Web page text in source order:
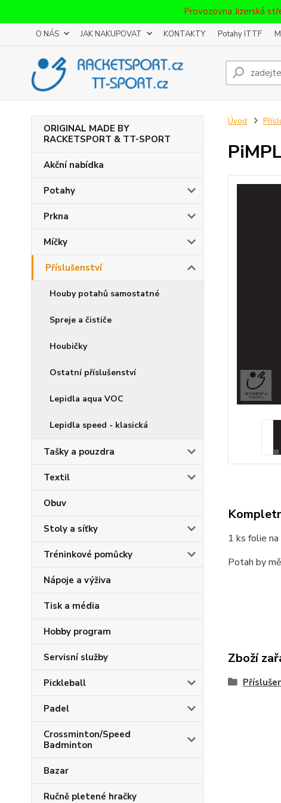
Provozovna Jizerská
O NÁS JAK NAKUPOVAT KONTAKTY Potahy ITTF
ORIGINAL MADE BY
RACKETSPORT & TT-SPORT
Akční nabídka
Potahy
Prkna
Míčky
Příslušenství
Houby potahů samostatné
Spreje a čističe
Houbičky
Ostatní příslušenství
Lepidla aqua VOC
Lepidla speed - klasická
Tašky a pouzdra
Textil
Obuv
Stoly a síťky
Tréninkové pomůcky
Nápoje a výživa
Tisk a média
Hobby program
Servisní služby
Pickleball
Padel
Crossminton/Speed
Badminton
Bazar
Ručně pletené hračky
Úvod
1 ks folie
Potah by
Zboží